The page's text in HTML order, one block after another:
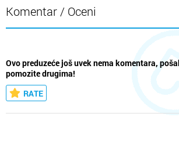
Komentar / Oceni
Ovo preduzeće još uvek nema komentara,
pomozite drugima!
RATE